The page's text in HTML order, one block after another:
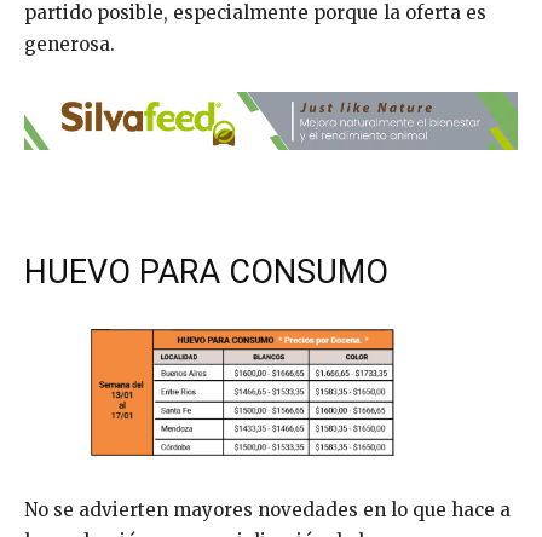
partido posible, especialmente porque la oferta es
generosa.
HUEVO PARA CONSUMO
No se advierten mayores novedades en lo que hace a